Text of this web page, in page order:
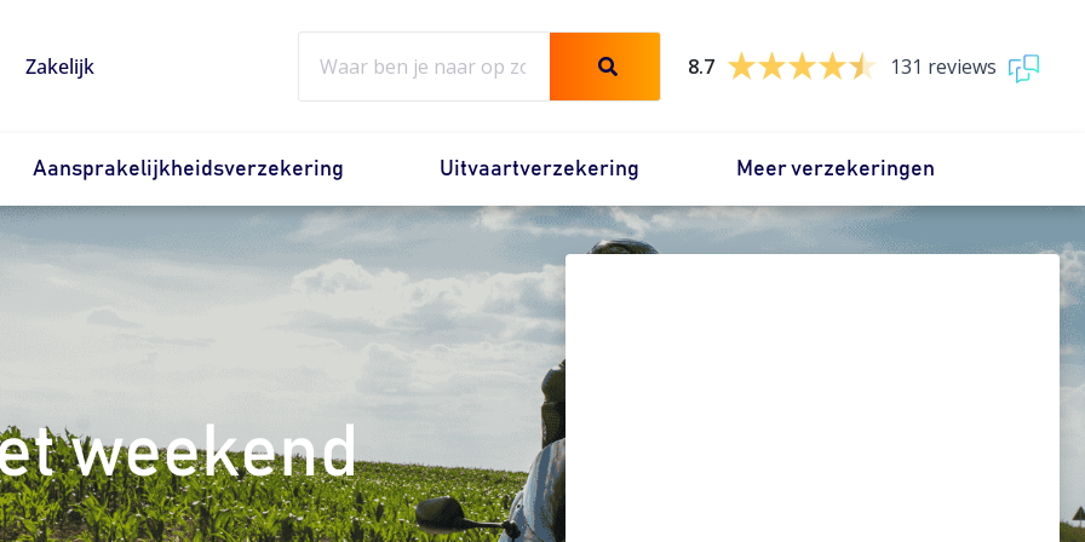
Zakelijk
8.7
131 reviews
Aansprakelijkheidsverzekering Uitvaartverzekering Meer verzekeringen
weekend